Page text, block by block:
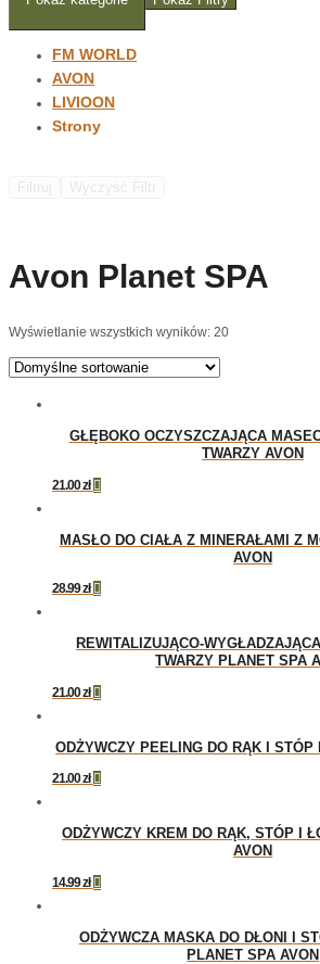
FM WORLD
AVON
LIVIOON
Strony
Avon Planet SPA
Wyświetlanie wszystkich wyników: 20
GŁĘBOKO OCZYSZCZAJĄCA
TWARZY AVON
21.00zł 
MASŁO DO CIAŁA Z MINERAŁAMI Z
AVON
28.99zł 
REWITALIZUJĄCO-
TWARZY PLANET SPA
21.00zł 
ODŻYWCZY PEELING DO RĄK I STÓP
21.00zł 
ODŻYWCZY KREM DO RĄK, STÓP I
AVON
14.99zł 
ODŻYWCZA MASKA DO DŁONI I
PLANET SPA AVON